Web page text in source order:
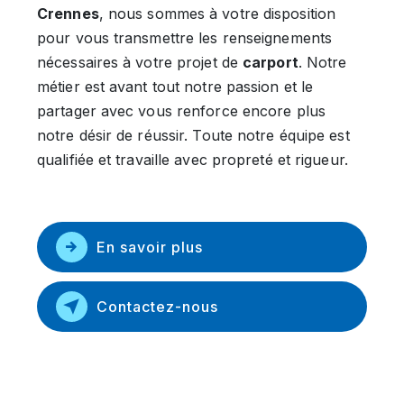
Crennes, nous sommes à votre disposition
pour vous transmettre les renseignements
nécessaires à votre projet de carport. Notre
métier est avant tout notre passion et le
partager avec vous renforce encore plus
notre désir de réussir. Toute notre équipe est
qualifiée et travaille avec propreté et rigueur.
En savoir plus
Contactez-nous